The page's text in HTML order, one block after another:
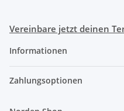
Vereinbare jetzt deinen
Informationen
Zahlungsoptionen